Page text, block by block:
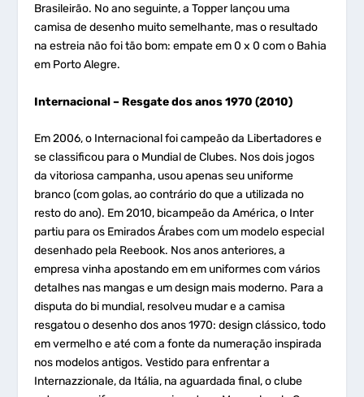
Brasileirão. No ano seguinte, a Topper lançou uma
camisa de desenho muito semelhante, mas o resultado
na estreia não foi tão bom: empate em 0 x 0 com o Bahia
em Porto Alegre.
Internacional – Resgate dos anos 1970 (2010)
Em 2006, o Internacional foi campeão da Libertadores e
se classificou para o Mundial de Clubes. Nos dois jogos
da vitoriosa campanha, usou apenas seu uniforme
branco (com golas, ao contrário do que a utilizada no
resto do ano). Em 2010, bicampeão da América, o Inter
partiu para os Emirados Árabes com um modelo especial
desenhado pela Reebook. Nos anos anteriores, a
empresa vinha apostando em em uniformes com vários
detalhes nas mangas e um design mais moderno. Para a
disputa do bi mundial, resolveu mudar e a camisa
resgatou o desenho dos anos 1970: design clássico, todo
em vermelho e até com a fonte da numeração inspirada
nos modelos antigos. Vestido para enfrentar a
Internazzionale, da Itália, na aguardada final, o clube